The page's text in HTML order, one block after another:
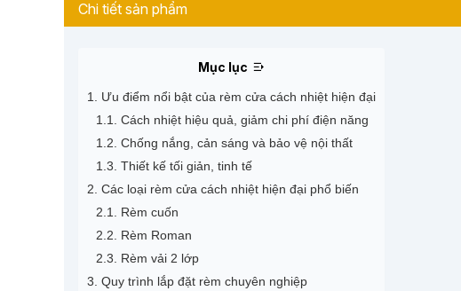
Chi tiết sản phẩm
Mục lục
1. Ưu điểm nổi bật của rèm cửa cách nhiệt hiện đại
1.1. Cách nhiệt hiệu quả, giảm chi phí điện năng
1.2. Chống nắng, cản sáng và bảo vệ nội thất
1.3. Thiết kế tối giản, tinh tế
2. Các loại rèm cửa cách nhiệt hiện đại phổ biến
2.1. Rèm cuốn
2.2. Rèm Roman
2.3. Rèm vải 2 lớp
3. Quy trình lắp đặt rèm chuyên nghiệp